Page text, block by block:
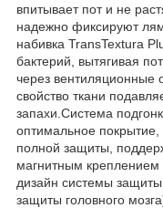
впитывает пот и не
надежно фиксируют
набивка TransTextura
бактерий, вытягивая
через вентиляционные
свойство ткани
запахи.Система
оптимальное
полной защиты,
магнитным
дизайн системы
защиты головного